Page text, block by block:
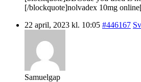
[/blockquote]nolvadex 10mg
22 april, 2023 kl. 10:05 #446167
Samuelgap